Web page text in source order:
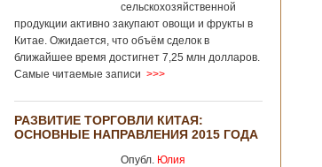
сельскохозяйственной
продукции активно закупают овощи и фрукты в
Китае. Ожидается, что объём сделок в
ближайшее время достигнет 7,25 млн долларов.
Самые читаемые записи >>>
РАЗВИТИЕ ТОРГОВЛИ КИТАЯ:
ОСНОВНЫЕ НАПРАВЛЕНИЯ 2015 ГОДА
Опубл. Юлия